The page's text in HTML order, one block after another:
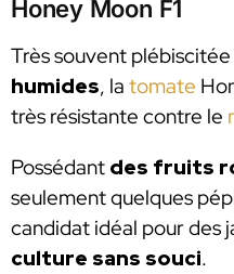
Honey Moon F1
Très souvent plébiscitée
humides, la tomate
très résistante contre le
Possédant des fruits
seulement quelques
candidat idéal pour des
culture sans souci.